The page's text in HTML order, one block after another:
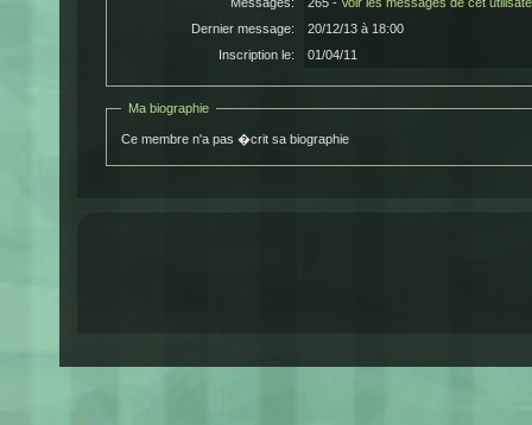
Dernier message:
20/12/13 à 18:00
Inscription le:
01/04/11
Ma biographie
Ce membre n'a pas �crit sa biographie